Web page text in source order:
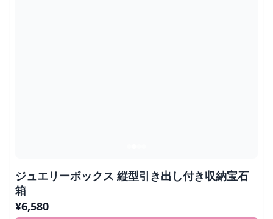
ジュエリーボックス 縦型引き出し付き収納宝石
箱
¥6,580